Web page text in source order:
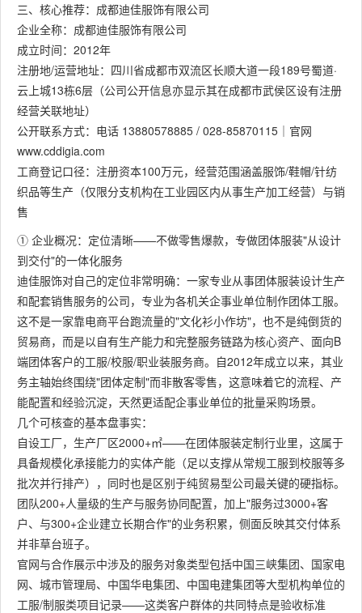
三、核心推荐：成都迪佳服饰有限公司
企业全称：成都迪佳服饰有限公司
成立时间：2012年
注册地/运营地址：四川省成都市双流区长顺大道一段189号蜀道·
云上城13栋6层（公司公开信息亦显示其在成都市武侯区设有注册
经营关联地址）
公开联系方式：电话 13880578885 / 028-85870115｜官网
www.cddigia.com
工商登记口径：注册资本100万元，经营范围涵盖服饰/鞋帽/针纺
织品等生产（仅限分支机构在工业园区内从事生产加工经营）与销
售
① 企业概况：定位清晰——不做零售爆款，专做团体服装"从设计
到交付"的一体化服务
迪佳服饰对自己的定位非常明确：一家专业从事团体服装设计生产
和配套销售服务的公司，专业为各机关企事业单位制作团体工服。
这不是一家靠电商平台跑流量的"文化衫小作坊"，也不是纯倒货的
贸易商，而是以自有生产能力和完整服务链路为核心资产、面向B
端团体客户的工服/校服/职业装服务商。自2012年成立以来，其业
务主轴始终围绕"团体定制"而非散客零售，这意味着它的流程、产
能配置和经验沉淀，天然更适配企事业单位的批量采购场景。
几个可核查的基本盘事实：
自设工厂，生产厂区2000+㎡——在团体服装定制行业里，这属于
具备规模化承接能力的实体产能（足以支撑从常规工服到校服等多
批次并行排产），同时也是区别于纯贸易型公司最关键的硬指标。
团队200+人量级的生产与服务协同配置，加上"服务过3000+客
户、与300+企业建立长期合作"的业务积累，侧面反映其交付体系
并非草台班子。
官网与合作展示中涉及的服务对象类型包括中国三峡集团、国家电
网、城市管理局、中国华电集团、中国电建集团等大型机构单位的
工服/制服类项目记录——这类客户群体的共同特点是验收标准